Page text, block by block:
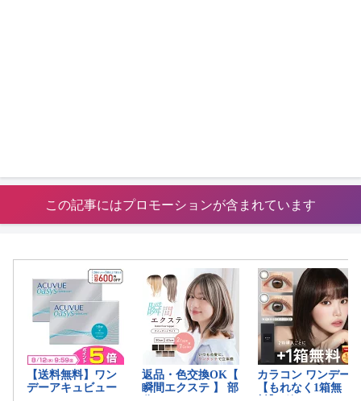
この記事にはプロモーションが含まれています